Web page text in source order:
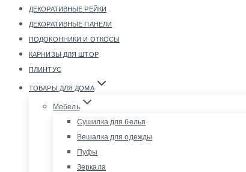
ДЕКОРАТИВНЫЕ РЕЙКИ
ДЕКОРАТИВНЫЕ ПАНЕЛИ
ПОДОКОННИКИ И ОТКОСЫ
КАРНИЗЫ ДЛЯ ШТОР
ПЛИНТУС
ТОВАРЫ ДЛЯ ДОМА
Мебель
Сушилка для белья
Вешалка для одежды
Пуфы
Зеркала